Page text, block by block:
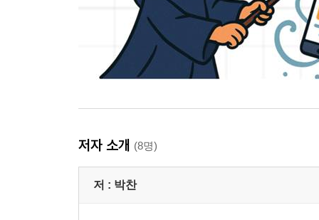
저자 소개 (8명)
저 : 박찬